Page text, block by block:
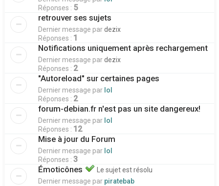
Réponses : 5
retrouver ses sujets
Dernier message pardezix
Réponses : 1
Notifications uniquement après rechargement
Dernier message pardezix
Réponses : 2
"Autoreload" sur certaines pages
Dernier message par lol
Réponses : 2
forum-debian.fr n'est pas un site dangereux!
Dernier message par lol
Réponses : 12
Mise à jour du Forum
Dernier message par lol
Réponses : 3
Émoticônes
Le sujet est résolu
Dernier message par piratebab